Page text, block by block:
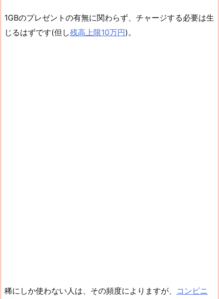
1GBのプレゼントの有無に関わらず、チャージする必要は生
じるはずです(但し残高上限10万円)。
稀にしか使わない人は、その頻度によりますが、 コンビニ